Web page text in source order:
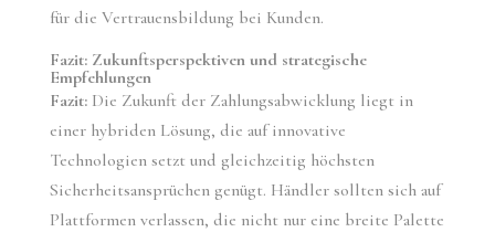
für die Vertrauensbildung bei Kunden.
Fazit: Zukunftsperspektiven und strategische
Empfehlungen
Fazit:Die Zukunft der Zahlungsabwicklung liegt in
einer hybriden Lösung, die auf innovative
Technologien setzt und gleichzeitig höchsten
Sicherheitsansprüchen genügt. Händler sollten sich auf
Plattformen verlassen, die nicht nur eine breite Palette